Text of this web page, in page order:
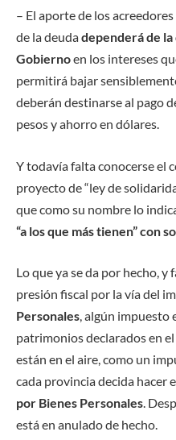
– El aporte de los
de la deudadependerá de
Gobiernoen los intereses
permitirá bajar
deberán destinarse al pago
pesos y ahorro en dólares.
Y todavía falta conocerse el
proyecto de “ley de
que como su nombre lo
“a los que más tienen” con
Lo que ya se da por hecho, y
presión fiscal por la vía del
Personales, algún impuesto
patrimonios declarados en
están en el aire, como un
cada provincia decida hacer
por Bienes Personales.
está en anulado de hecho.